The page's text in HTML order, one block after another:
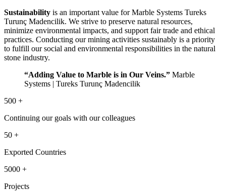
Sustainability is an important value for Marble Systems Tureks
Turunç Madencilik. We strive to preserve natural resources,
minimize environmental impacts, and support fair trade and ethical
practices. Conducting our mining activities sustainably is a priority
to fulfill our social and environmental responsibilities in the natural
stone industry.
“Adding Value to Marble is in Our Veins.” Marble
Systems | Tureks Turunç Madencilik
500 +
Continuing our goals with our colleagues
50 +
Exported Countries
5000 +
Projects